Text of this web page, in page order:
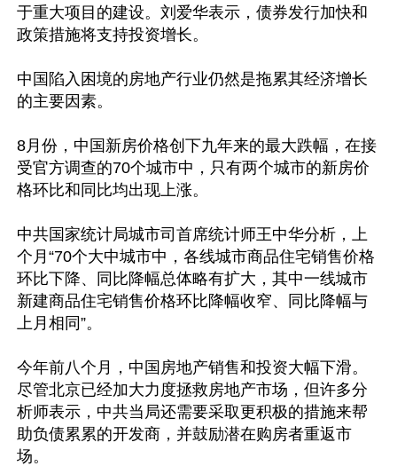
于重大项目的建设。刘爱华表示，债券发行加快和
政策措施将支持投资增长。
中国陷入困境的房地产行业仍然是拖累其经济增长
的主要因素。
8月份，中国新房价格创下九年来的最大跌幅，在接
受官方调查的70个城市中，只有两个城市的新房价
格环比和同比均出现上涨。
中共国家统计局城市司首席统计师王中华分析，上
个月“70个大中城市中，各线城市商品住宅销售价格
环比下降、同比降幅总体略有扩大，其中一线城市
新建商品住宅销售价格环比降幅收窄、同比降幅与
上月相同”。
今年前八个月，中国房地产销售和投资大幅下滑。
尽管北京已经加大力度拯救房地产市场，但许多分
析师表示，中共当局还需要采取更积极的措施来帮
助负债累累的开发商，并鼓励潜在购房者重返市
场。